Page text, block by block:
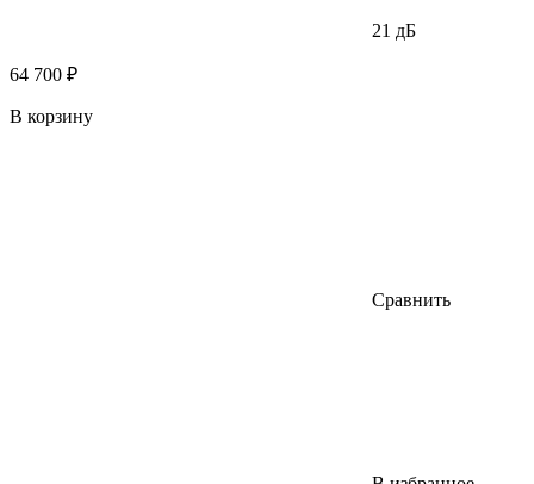
21 дБ
64 700 ₽
В корзину
Сравнить